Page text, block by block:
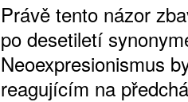
Právě tento názor
po desetiletí
Neoexpresionismus
reagujícím na